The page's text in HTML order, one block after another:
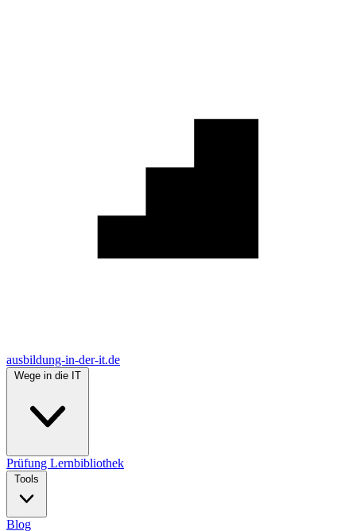
ausbildung-in-der-it.de
Prüfung Lernbibliothek
Blog